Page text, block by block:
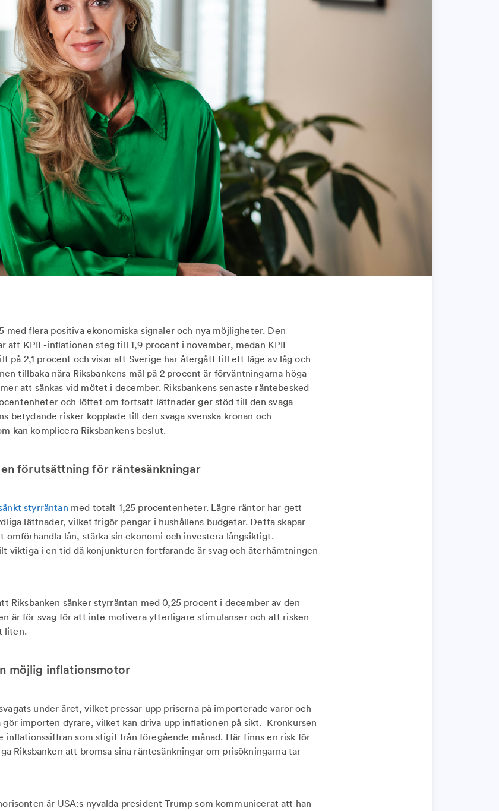
med flera positiva ekonomiska signaler och nya möjligheter. Den
att KPIF-inflationen steg till 1,9 procent i november, medan KPIF
på 2,1 procent och visar att Sverige har återgått till ett läge av låg och
tillbaka nära Riksbankens mål på 2 procent är förväntningarna höga
att sänkas vid mötet i december. Riksbankens senaste räntebesked
och löftet om fortsatt lättnader ger stöd till den svaga
betydande risker kopplade till den svaga svenska kronan och
kan komplicera Riksbankens beslut.
förutsättning för räntesänkningar
styrräntan med totalt 1,25 procentenheter. Lägre räntor har gett
lättnader, vilket frigör pengar i hushållens budgetar. Detta skapar
omförhandla lån, stärka sin ekonomi och investera långsiktigt.
viktiga i en tid då konjunkturen fortfarande är svag och återhämtningen
Riksbanken sänker styrräntan med 0,25 procent i december av den
är för svag för att inte motivera ytterligare stimulanser och att risken
liten.
möjlig inflationsmotor
under året, vilket pressar upp priserna på importerade varor och
gör importen dyrare, vilket kan driva upp inflationen på sikt. Kronkursen
inflationssiffran som stigit från föregående månad. Här finns en risk för
Riksbanken att bromsa sina räntesänkningar om prisökningarna tar
är USA:s nyvalda president Trump som kommunicerat att han